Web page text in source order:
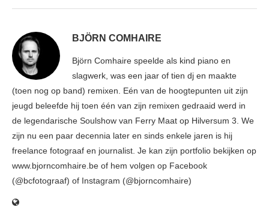
BJÖRN COMHAIRE
Björn Comhaire speelde als kind piano en
slagwerk, was een jaar of tien dj en maakte
(toen nog op band) remixen. Eén van de hoogtepunten uit zijn
jeugd beleefde hij toen één van zijn remixen gedraaid werd in
de legendarische Soulshow van Ferry Maat op Hilversum 3. We
zijn nu een paar decennia later en sinds enkele jaren is hij
freelance fotograaf en journalist. Je kan zijn portfolio bekijken op
www.bjorncomhaire.be of hem volgen op Facebook
(@bcfotograaf) of Instagram (@bjorncomhaire)